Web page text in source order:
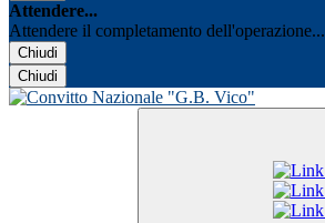
Attendere...
Attendere il completamento dell'operazione...
Chiudi
Chiudi